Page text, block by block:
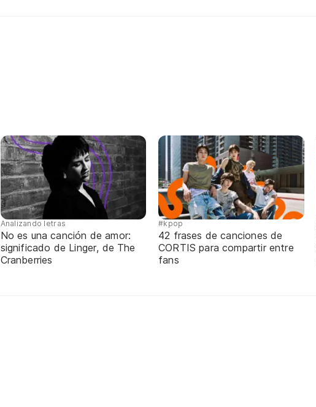
Analizando letras
No es una canción de amor:
significado de Linger, de The
Cranberries
#kpop
42 frases de canciones de
CORTIS para compartir entre
fans